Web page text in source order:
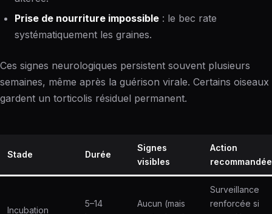
Prise de nourriture impossible : le bec rate
systématiquement les graines.
Ces signes neurologiques persistent souvent plusieurs
semaines, même après la guérison virale. Certains oiseaux
gardent un torticolis résiduel permanent.
Stade Durée
Signes
visibles
Action
recommandée
Incubation
5–14
Aucun (mais
Surveillance
renforcée si